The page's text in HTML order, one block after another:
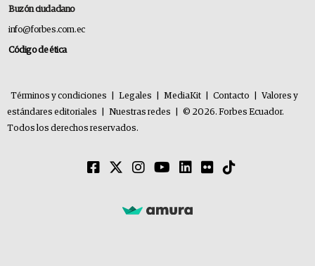
Buzón ciudadano
info@forbes.com.ec
Código de ética
Términos y condiciones Legales MediaKit Contacto
Valores y
estándares editoriales
Nuestras redes
© 2026. Forbes Ecuador.
Todos los derechos reservados.